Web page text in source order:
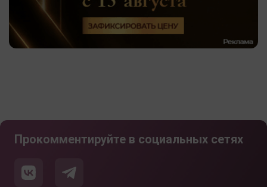
Прокомментируйте в социальных сетях